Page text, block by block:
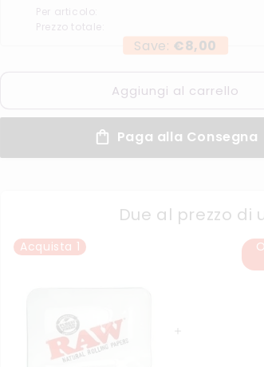
Per articolo:
Prezzo totale:
Save: €8,00
Aggiungi al carrello
Paga alla Consegna
Due al prezzo di
Acquista 1